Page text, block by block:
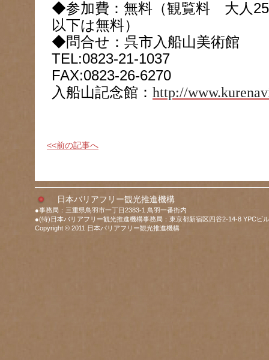
◆参加費：無料（観覧料 大人
以下は無料）
◆問合せ：呉市入船山美術館
TEL:0823-21-1037
FAX:0823-26-6270
入船山記念館： http://
<<前の記事へ
日本バリアフリー観光推進機構
●事務局：三重県鳥羽市一丁目2383-1 鳥羽一番街内
●(特)日本バリアフリー観光推進機構事務局：東京都新宿区四谷2-14-8 YPCビ
Copyright © 2011 日本バリアフリー観光推進機構